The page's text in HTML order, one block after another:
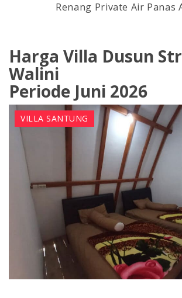
Renang Private Air Panas
Harga Villa Dusun
Walini
Periode Juni 2026
VILLA SANTUNG